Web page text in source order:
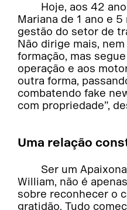
Hoje, aos 42
Mariana de 1 ano e
gestão do setor de
Não dirige mais,
formação, mas
operação e aos
outra forma,
combatendo fake
com propriedade”,
Uma relação
Ser um
William, não é
sobre reconhecer o
gratidão. Tudo